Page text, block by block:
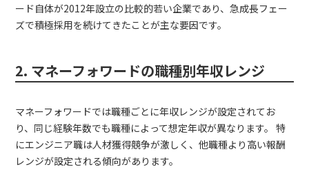
ード自体が2012年設立の比較的若い企業であり、急成長フェー
ズで積極採用を続けてきたことが主な要因です。
2. マネーフォワードの職種別年収レンジ
マネーフォワードでは職種ごとに年収レンジが設定されてお
り、同じ経験年数でも職種によって想定年収が異なります。 特
にエンジニア職は人材獲得競争が激しく、他職種より高い報酬
レンジが設定される傾向があります。